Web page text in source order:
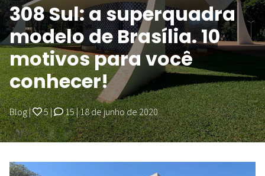
308 Sul: a superquadra
modelo de Brasília. 10
motivos para você
conhecer!
Blog| 5| 15|18 de junho de 2020